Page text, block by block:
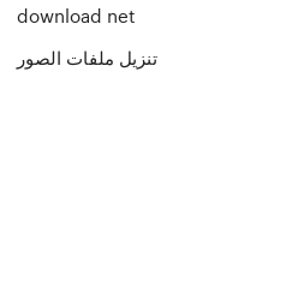
download net
تنزيل ملفات الصور